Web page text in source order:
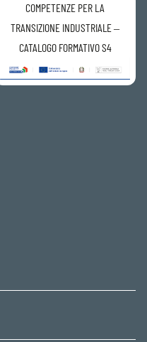
COMPETENZE PER LA
TRANSIZIONE INDUSTRIALE –
CATALOGO FORMATIVO S4